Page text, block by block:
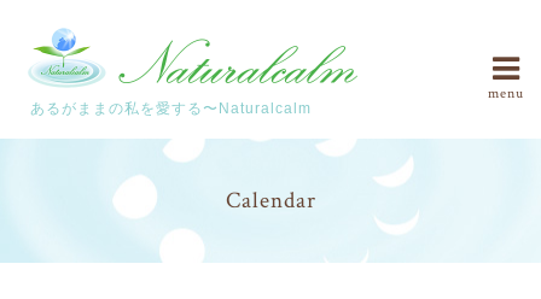
あるがままの私を愛する〜Naturalcalm
menu
Calendar